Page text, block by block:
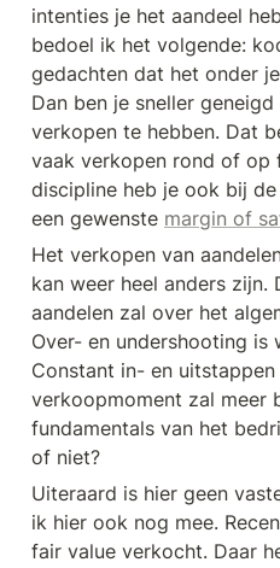
intenties je het aandeel
bedoel ik het volgende:
gedachten dat het onder
Dan ben je sneller
verkopen te hebben. Dat
vaak verkopen rond of op
discipline heb je ook bij
een gewenste margin of
Het verkopen van
kan weer heel anders
aandelen zal over het
Over- en undershooting is
Constant in- en
verkoopmoment zal meer
fundamentals van het
of niet?
Uiteraard is hier geen
ik hier ook nog mee.
fair value verkocht. Daar